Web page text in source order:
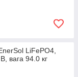
LiFePO4,
вага 94.0 кг